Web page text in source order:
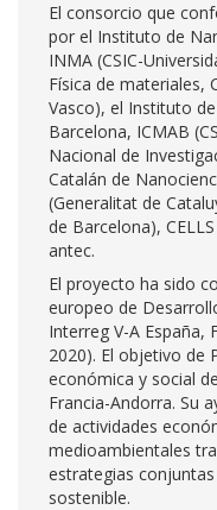
El consorcio que
por el Instituto de
INMA (CSIC-
Física de materiales,
Vasco), el Instituto
Barcelona, ICMAB
Nacional de
Catalán de
(Generalitat de
de Barcelona),
antec.
El proyecto ha sido
europeo de
Interreg V-A España,
2020). El objetivo de
económica y social
Francia-Andorra. Su
de actividades
medioambientales
estrategias
sostenible.